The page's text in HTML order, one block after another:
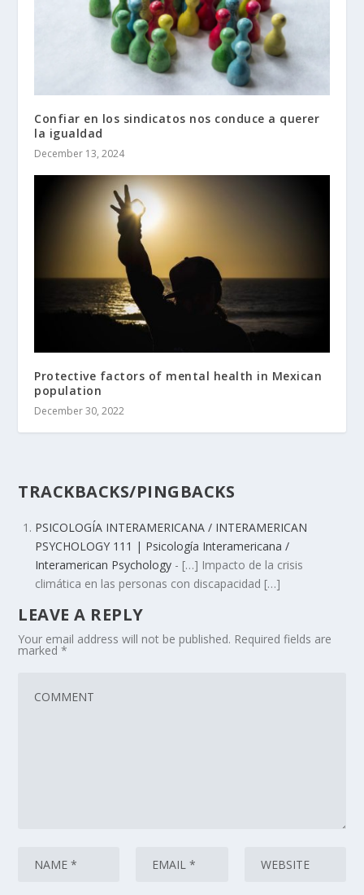
Confiar en los sindicatos nos conduce a querer
la igualdad
December 13, 2024
Protective factors of mental health in Mexican
population
December 30, 2022
TRACKBACKS/PINGBACKS
PSICOLOGÍA INTERAMERICANA / INTERAMERICAN
PSYCHOLOGY 111 | Psicología Interamericana /
Interamerican Psychology - […] Impacto de la crisis
climática en las personas con discapacidad […]
LEAVE A REPLY
Your email address will not be published. Required fields are
marked*